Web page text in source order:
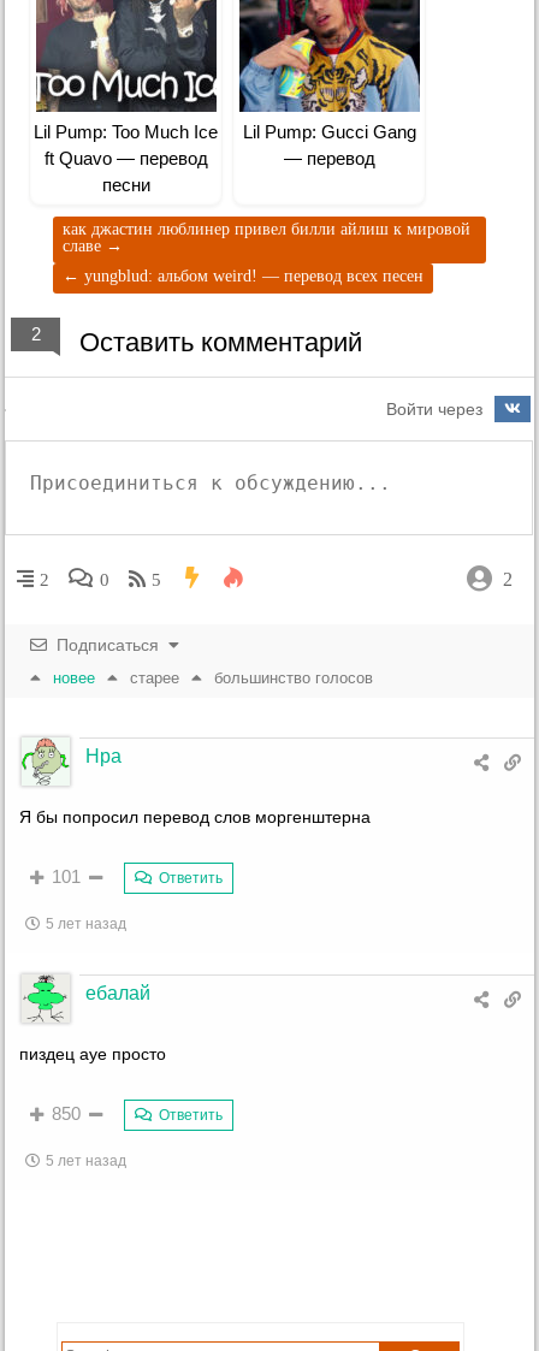
Lil Pump: Too Much Ice
ft Quavo — перевод
песни
Lil Pump: Gucci Gang
— перевод
как джастин люблинер привел билли айлиш к мировой
славе →
← yungblud: альбом weird! — перевод всех песен
2 Оставить комментарий
Войти через
2 0 5 2
Подписаться
новее старее большинство голосов
Нра
Я бы попросил перевод слов моргенштерна
101 Ответить
5 лет назад
ебалай
пиздец ауе просто
850 Ответить
5 лет назад